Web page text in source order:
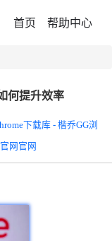
首页 帮助中心
何提升效率
下载库 - 楷乔GG浏
网官网